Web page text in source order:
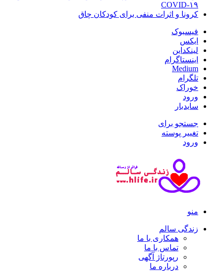
COVID-۱۹
کرونا و اثرات منفی برای کودکان چاق
فیسبوک
ایکس
لینکداین
اینستاگرام
Medium
تلگرام
خوراک
ورود
سایدبار
جستجو برای
تغییر پوسته
ورود
منو
زندگی سالم
همکاری با ما
تماس با ما
رپورتاژ آگهی
درباره ما